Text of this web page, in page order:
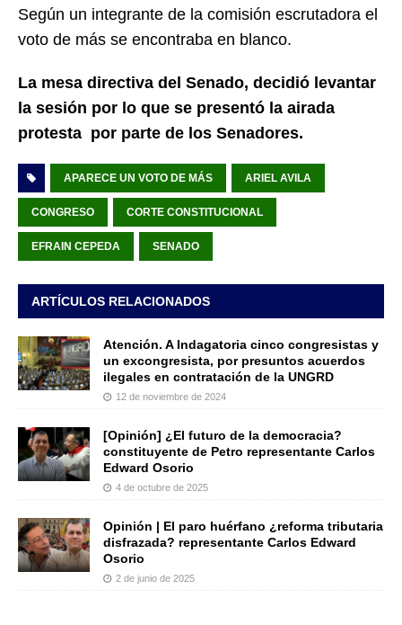
Según un integrante de la comisión escrutadora el
voto de más se encontraba en blanco.
La mesa directiva del Senado, decidió levantar
la sesión por lo que se presentó la airada
protesta por parte de los Senadores.
APARECE UN VOTO DE MÁS ARIEL AVILA
CONGRESO CORTE CONSTITUCIONAL
EFRAIN CEPEDA SENADO
ARTÍCULOS RELACIONADOS
Atención. A Indagatoria cinco congresistas y
un excongresista, por presuntos acuerdos
ilegales en contratación de la UNGRD
12 de noviembre de 2024
[Opinión] ¿El futuro de la democracia?
constituyente de Petro representante Carlos
Edward Osorio
4 de octubre de 2025
Opinión | El paro huérfano ¿reforma tributaria
disfrazada? representante Carlos Edward
Osorio
2 de junio de 2025